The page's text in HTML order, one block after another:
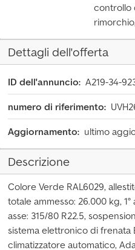
controllo
Dettagli dell'offerta
ID dell'annuncio: A219-34-
numero di riferimento:
Aggiornamento: ultimo
Descrizione
Colore Verde RAL6029,
totale ammesso: 26.000 kg, 1°
asse: 315/80 R22.5,
sistema elettronico di frenata
climatizzatore automatico,